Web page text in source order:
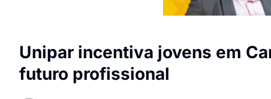
Unipar incentiva jovens em
futuro profissional